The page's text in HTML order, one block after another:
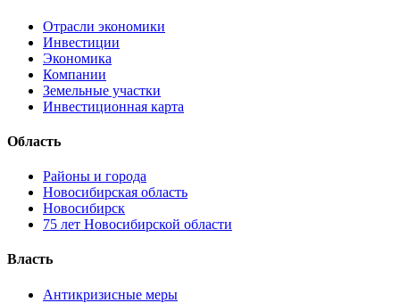
Отрасли экономики
Инвестиции
Экономика
Компании
Земельные участки
Инвестиционная карта
Область
Районы и города
Новосибирская область
Новосибирск
75 лет Новосибирской области
Власть
Антикризисные меры